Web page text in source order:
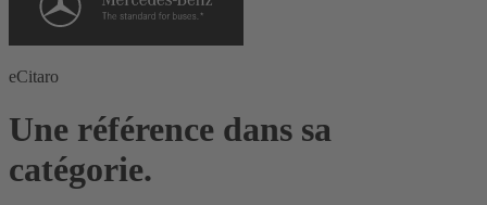
eCitaro
Une référence dans sa
catégorie.